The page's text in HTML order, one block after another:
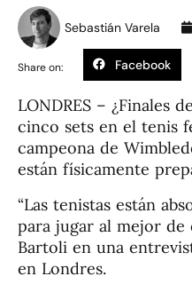
Sebastián Varela
Share on: Facebook
LONDRES – ¿Finales
cinco sets en el tenis
campeona de
están físicamente
“Las tenistas están
para jugar al mejor de
Bartoli en una
en Londres.